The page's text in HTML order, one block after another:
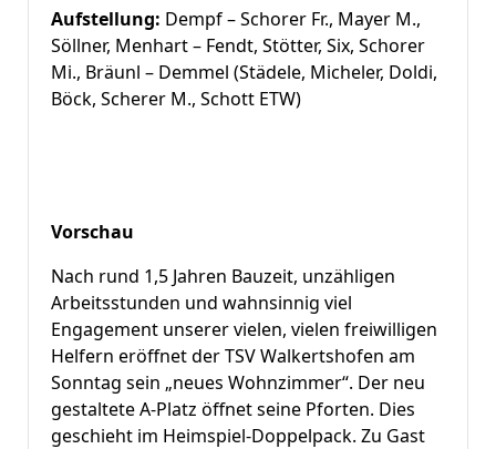
Aufstellung: Dempf – Schorer Fr., Mayer M.,
Söllner, Menhart – Fendt, Stötter, Six, Schorer
Mi., Bräunl – Demmel (Städele, Micheler, Doldi,
Böck, Scherer M., Schott ETW)
Vorschau
Nach rund 1,5 Jahren Bauzeit, unzähligen
Arbeitsstunden und wahnsinnig viel
Engagement unserer vielen, vielen freiwilligen
Helfern eröffnet der TSV Walkertshofen am
Sonntag sein „neues Wohnzimmer“. Der neu
gestaltete A-Platz öffnet seine Pforten. Dies
geschieht im Heimspiel-Doppelpack. Zu Gast